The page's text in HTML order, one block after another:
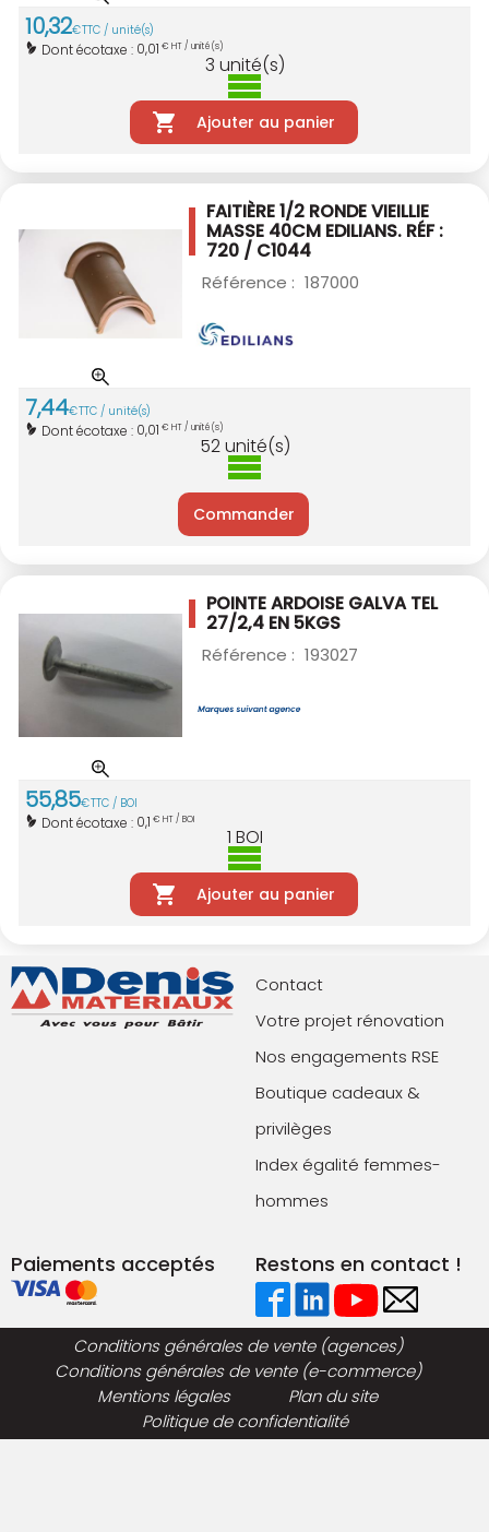
10,32€TTC / unité(s)
Dont écotaxe : 0,01 € HT / unité(s)
3 unité(s)
Ajouter au panier
FAITIÈRE 1/2 RONDE VIEILLIE
MASSE 40CM EDILIANS. RÉF :
720 / C1044
Référence : 187000
7,44€TTC / unité(s)
Dont écotaxe : 0,01 € HT / unité(s)
52unité(s)
Commander
POINTE ARDOISE GALVA TEL
27/2,4 EN 5KGS
Référence : 193027
55,85€TTC / BOI
Dont écotaxe : 0,1 € HT / BOI
1 BOI
Ajouter au panier
Contact
Votre projet rénovation
Nos engagements RSE
Boutique cadeaux &
privilèges
Index égalité femmes-
hommes
Paiements acceptés Restons en contact !
Conditions générales de vente (agences)
Conditions générales de vente (e-commerce)
Mentions légales
Plan du site
Politique de confidentialité